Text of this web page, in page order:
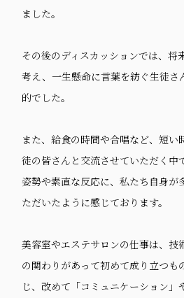
ました。
その後のディスカッションでは、将
考え、一生懸命に言葉を紡ぐ生徒さ
的でした。
また、給食の時間や合唱など、短い
徒の皆さんと交流させていただく中
姿勢や素直な反応に、私たち自身が
ただいたように感じております。
美容室やエステサロンの仕事は、技
の関わりがあって初めて成り立つも
じ、改めて「コミュニケーション」